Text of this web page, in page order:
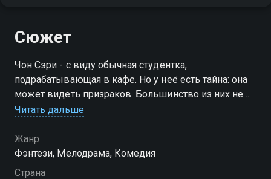
Сюжет
Чон Сэри - с виду обычная студентка,
подрабатывающая в кафе. Но у неё есть тайна: она
может видеть призраков. Большинство из них не
помнит, что привело к их гибели, и Сон Чжичхан -
Читать дальше
Жанр
Фэнтези, Мелодрама, Комедия
Страна